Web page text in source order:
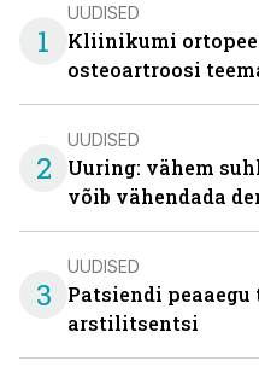
1
UUDISED
Kliinikumi
osteoartroosi
2
UUDISED
Uuring: vähem
võib vähendada
3
UUDISED
Patsiendi
arstilitsentsi